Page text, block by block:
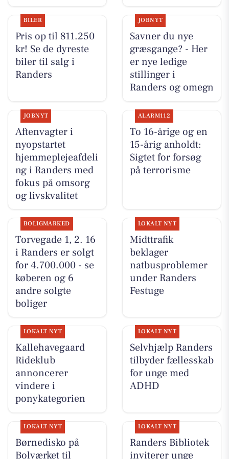
BILER
Pris op til 811.250
kr! Se de dyreste
biler til salg i
Randers
JOBNYT
Savner du nye
græsgange? - Her
er nye ledige
stillinger i
Randers og omegn
JOBNYT
Aftenvagter i
nyopstartet
hjemmeplejeafdeli
ng i Randers med
fokus på omsorg
og livskvalitet
ALARM112
To 16-årige og en
15-årig anholdt:
Sigtet for forsøg
på terrorisme
BOLIGMARKED
Torvegade 1, 2. 16
i Randers er solgt
for 4.700.000 - se
køberen og 6
andre solgte
boliger
LOKALT NYT
Midttrafik
beklager
natbusproblemer
under Randers
Festuge
LOKALT NYT
Kallehavegaard
Rideklub
annoncerer
vindere i
ponykategorien
LOKALT NYT
Selvhjælp Randers
tilbyder fællesskab
for unge med
ADHD
LOKALT NYT
Børnedisko på
Bolværket til
LOKALT NYT
Randers Bibliotek
inviterer unge